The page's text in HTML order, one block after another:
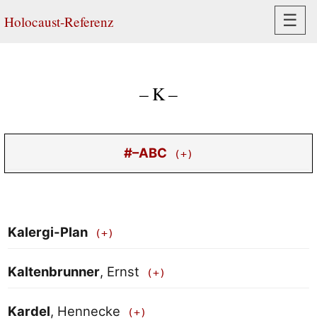
Holocaust-Referenz ☰
– K –
#–ABC
Kalergi-Plan
Kaltenbrunner, Ernst
Kardel, Hennecke